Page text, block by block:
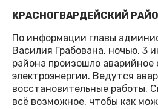
КРАСНОГВАРДЕЙСКИЙ
По информации главы
Василия Грабована, ночью, 3
района произошло аварийное
электроэнергии. Ведутся
восстановительные работы.
всё возможное, чтобы как